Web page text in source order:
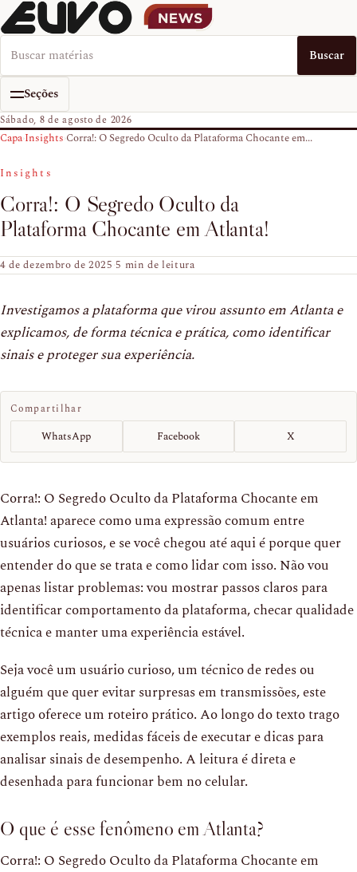
Buscar no EUVO News Buscar
Seções
Sábado, 8 de agosto de 2026
Capa›Insights›Corra!: O Segredo Oculto da Plataforma Chocante em...
Insights
Corra!: O Segredo Oculto da
Plataforma Chocante em Atlanta!
4 de dezembro de 2025·5 min de leitura
Investigamos a plataforma que virou assunto em Atlanta e
explicamos, de forma técnica e prática, como identificar
sinais e proteger sua experiência.
Compartilhar
WhatsApp Facebook X
Corra!: O Segredo Oculto da Plataforma Chocante em
Atlanta! aparece como uma expressão comum entre
usuários curiosos, e se você chegou até aqui é porque quer
entender do que se trata e como lidar com isso. Não vou
apenas listar problemas: vou mostrar passos claros para
identificar comportamento da plataforma, checar qualidade
técnica e manter uma experiência estável.
Seja você um usuário curioso, um técnico de redes ou
alguém que quer evitar surpresas em transmissões, este
artigo oferece um roteiro prático. Ao longo do texto trago
exemplos reais, medidas fáceis de executar e dicas para
analisar sinais de desempenho. A leitura é direta e
desenhada para funcionar bem no celular.
O que é esse fenômeno em Atlanta?
Corra!: O Segredo Oculto da Plataforma Chocante em